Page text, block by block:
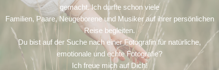
gemacht. Ich durfte schon viele
Familien, Paare, Neugeborene und Musiker auf ihrer persönlichen
Reise begleiten.
Du bist auf der Suche nach einer Fotografin für natürliche,
emotionale und echte Fotografie?
Ich freue mich auf Dich!